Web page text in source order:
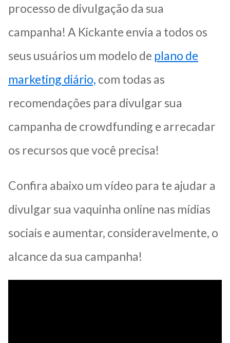
processo de divulgação da sua
campanha! A Kickante envia a todos os
seus usuários um modelo de plano de
marketing diário, com todas as
recomendações para divulgar sua
campanha de crowdfunding e arrecadar
os recursos que você precisa!
Confira abaixo um vídeo para te ajudar a
divulgar sua vaquinha online nas mídias
sociais e aumentar, consideravelmente, o
alcance da sua campanha!